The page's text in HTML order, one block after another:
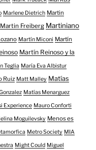
Marlene Dietrich Martin
Martin Freiberg Martiniano
Martín Miconi Martín
Martín Reinoso y la
Teglia María Eva Albistur
Ruiz Matt Malley Matías
Matías Menarguez
Experience Mauro Conforti
Moguilevsky Menos es
Metro Society MIA
Might Could Miguel